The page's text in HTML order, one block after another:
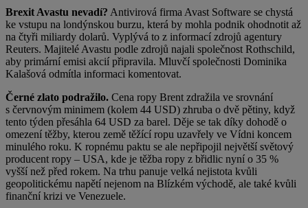
Brexit Avastu nevadí? Antivirová firma Avast Software se chystá
ke vstupu na londýnskou burzu, která by mohla podnik ohodnotit až
na čtyři miliardy dolarů. Vyplývá to z informací zdrojů agentury
Reuters. Majitelé Avastu podle zdrojů najali společnost Rothschild,
aby primární emisi akcií připravila. Mluvčí společnosti Dominika
Kalašová odmítla informaci komentovat.
Černé zlato podražilo. Cena ropy Brent zdražila ve srovnání
s červnovým minimem (kolem 44 USD) zhruba o dvě pětiny, když
tento týden přesáhla 64 USD za barel. Děje se tak díky dohodě o
omezení těžby, kterou země těžící ropu uzavřely ve Vídni koncem
minulého roku. K ropnému paktu se ale nepřipojil největší světový
producent ropy – USA, kde je těžba ropy z břidlic nyní o 35 %
vyšší než před rokem. Na trhu panuje velká nejistota kvůli
geopolitickému napětí nejenom na Blízkém východě, ale také kvůli
finanční krizi ve Venezuele.